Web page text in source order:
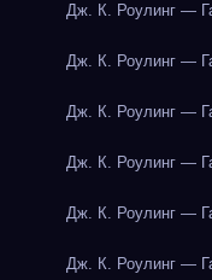
Дж. К. Роулинг —
Дж. К. Роулинг —
Дж. К. Роулинг —
Дж. К. Роулинг —
Дж. К. Роулинг —
Дж. К. Роулинг —